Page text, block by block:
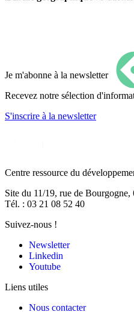
Je m'abonne à la newsletter
Recevez notre sélection
S'inscrire à la newsletter
Centre ressource du
Site du 11/19, rue de
Tél. : 03 21 08 52 40
Suivez-nous !
Newsletter
Linkedin
Youtube
Liens utiles
Nous contacter